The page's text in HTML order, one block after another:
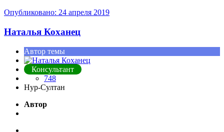
Опубликовано: 24 апреля 2019
Наталья Коханец
Автор темы
Консультант
748
Нур-Султан
Автор